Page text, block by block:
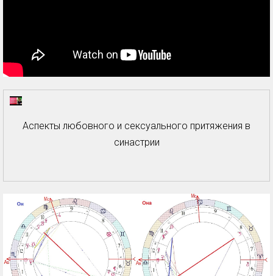
Аспекты любовного и сексуального притяжения в
синастрии